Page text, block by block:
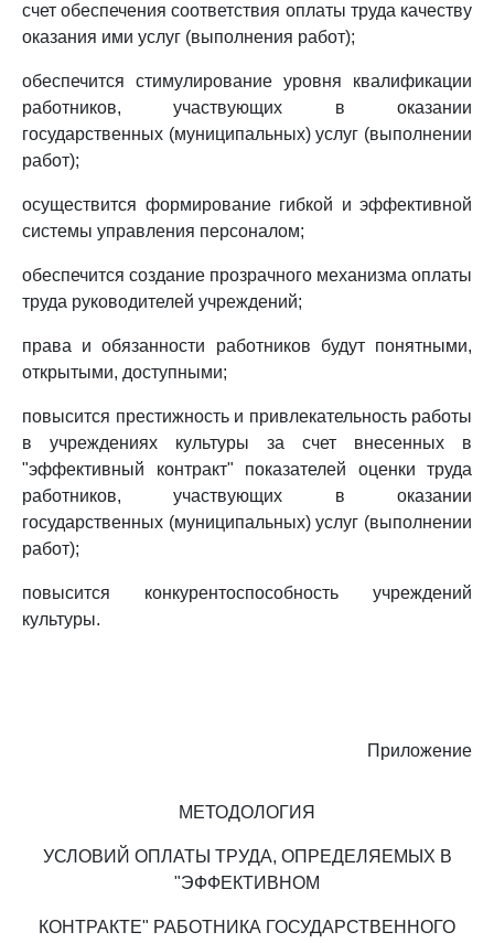
счет обеспечения соответствия оплаты труда качеству
оказания ими услуг (выполнения работ);
обеспечится стимулирование уровня квалификации
работников, участвующих в оказании
государственных (муниципальных) услуг (выполнении
работ);
осуществится формирование гибкой и эффективной
системы управления персоналом;
обеспечится создание прозрачного механизма оплаты
труда руководителей учреждений;
права и обязанности работников будут понятными,
открытыми, доступными;
повысится престижность и привлекательность работы
в учреждениях культуры за счет внесенных в
"эффективный контракт" показателей оценки труда
работников, участвующих в оказании
государственных (муниципальных) услуг (выполнении
работ);
повысится конкурентоспособность учреждений
культуры.
Приложение
МЕТОДОЛОГИЯ
УСЛОВИЙ ОПЛАТЫ ТРУДА, ОПРЕДЕЛЯЕМЫХ В
"ЭФФЕКТИВНОМ
КОНТРАКТЕ" РАБОТНИКА ГОСУДАРСТВЕННОГО